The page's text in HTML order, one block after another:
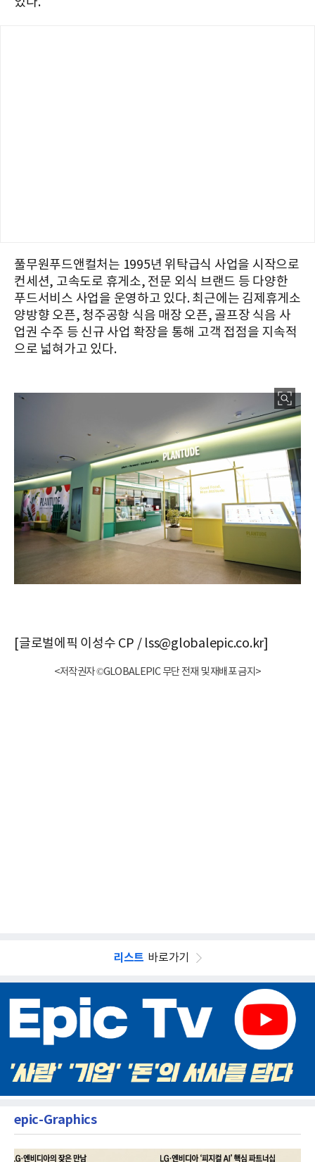
풀무원푸드앤컬처는 1995년 위탁급식 사업을 시작으로
컨세션, 고속도로 휴게소, 전문 외식 브랜드 등 다양한
푸드서비스 사업을 운영하고 있다. 최근에는 김제휴게소
양방향 오픈, 청주공항 식음 매장 오픈, 골프장 식음 사
업권 수주 등 신규 사업 확장을 통해 고객 접점을 지속적
으로 넓혀가고 있다.
[글로벌에픽 이성수 CP / lss@globalepic.co.kr]
<저작권자 ©GLOBALEPIC 무단 전재 및 재배포 금지>
리스트 바로가기
epic-Graphics